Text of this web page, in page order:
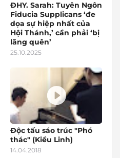
ĐHY. Sarah: Tuyên Ngôn
Fiducia Supplicans ‘đe
dọa sự hiệp nhất của
Hội Thánh,’ cần phải ‘bị
lãng quên’
25.10.2025
Độc tấu sáo trúc "Phó
thác" (Kiều Linh)
14.04.2018